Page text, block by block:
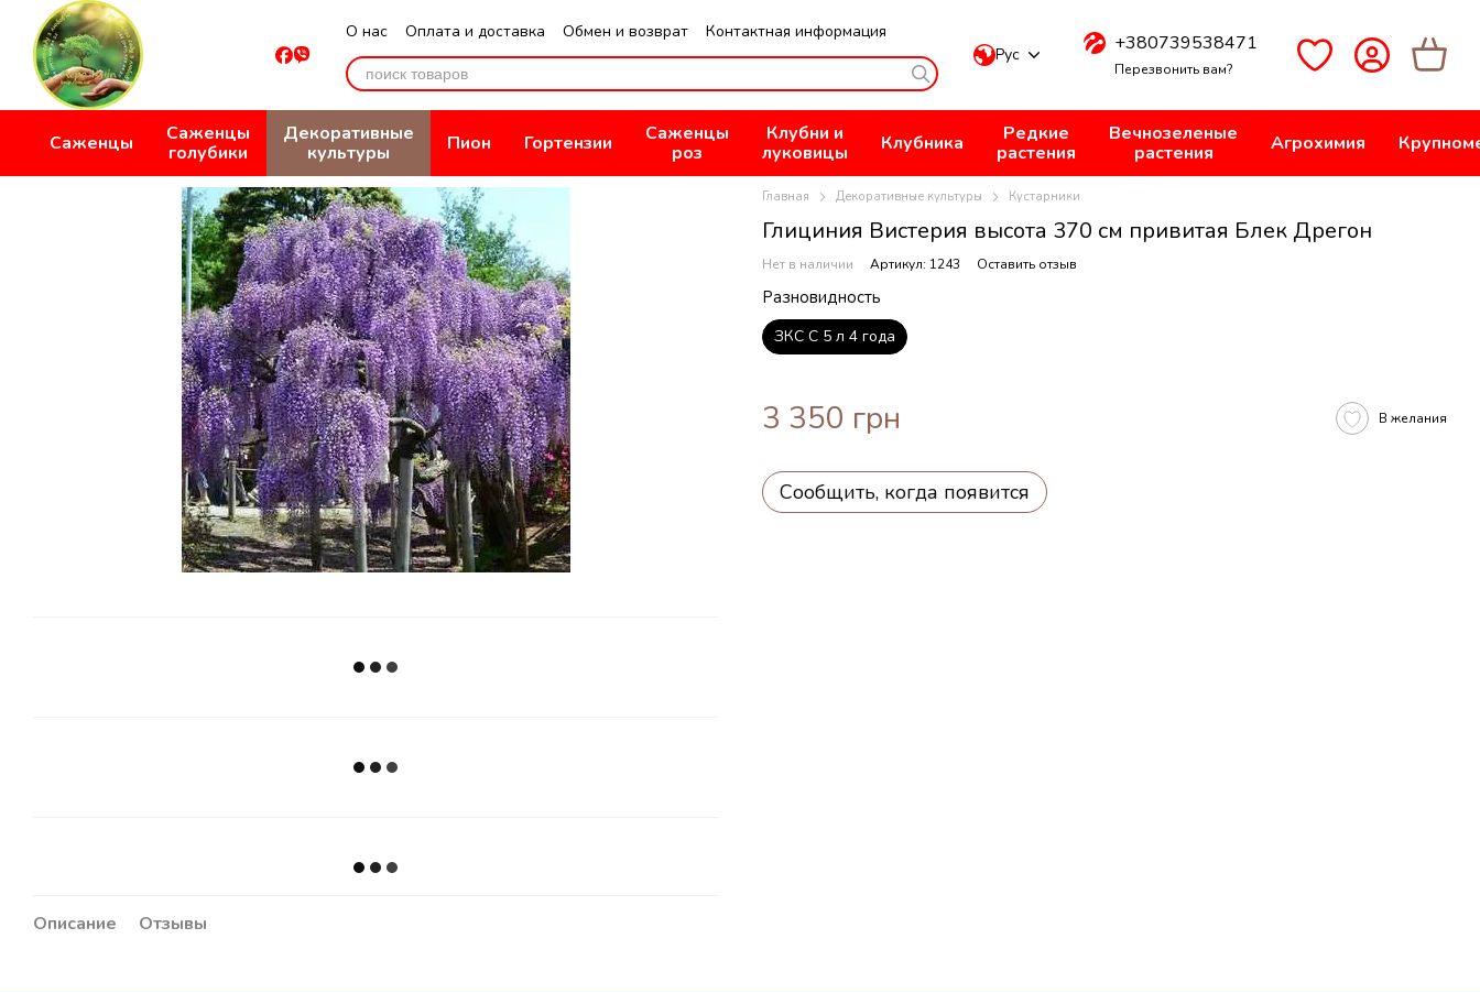
Перейти к основному контенту
О нас Оплата и доставка Обмен и возврат
Контактная информация
Отзывы о магазине
Публичная оферта Политика конфиденциальности Рус +380739538471
Перезвонить вам?
Саженцы
Саженцы
голубики
Декоративные
культуры
Пион Гортензии
Саженцы
роз
Клубни и
луковицы
Клубника
Редкие
растения
Вечнозеленые
растения
Агрохимия
Описание Отзывы
Главная Декоративные культуры Кустарники
Глициния Вистерия высота 370 см привитая Блек Дрегон
Нет в наличии Артикул: 1243 Оставить отзыв
Разновидность
ЗКС С 5 л 4 года
3 350 грн В желания
Сообщить, когда появится